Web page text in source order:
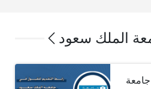
الملك سعود
جامعة